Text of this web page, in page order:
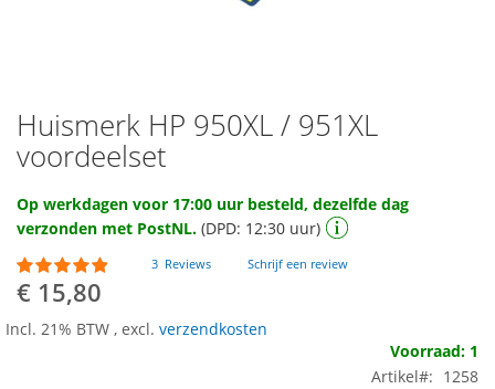
Ga
naar
het
van
de
afbeeldingen-
gallerij
Huismerk HP 950XL / 951XL
voordeelset
Op werkdagen voor 17:00 uur besteld, dezelfde dag
verzonden met PostNL. (DPD: 12:30 uur)
Waardering:
93
% of100
3 Reviews Schrijf een review
€ 15,80
Incl. 21% BTW , excl. verzendkosten
Voorraad: 1
Artikel
1258